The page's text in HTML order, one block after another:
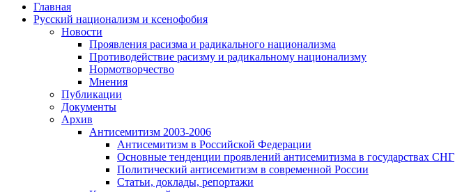
Главная
Русский национализм и ксенофобия
Новости
Проявления расизма и радикального национализма
Противодействие расизму и радикальному национализму
Нормотворчество
Мнения
Публикации
Документы
Архив
Антисемитизм 2003-2006
Антисемитизм в Российской Федерации
Основные тенденции проявлений антисемитизма в государствах СНГ
Политический антисемитизм в современной России
Статьи, доклады, репортажи